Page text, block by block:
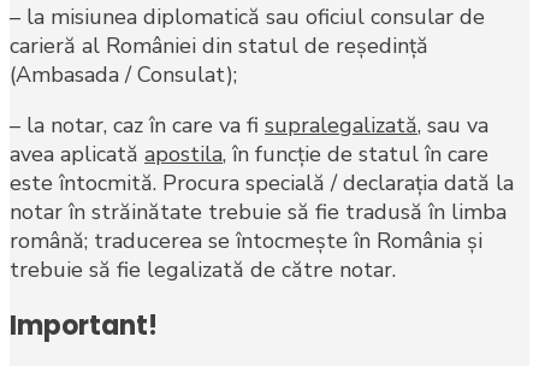
– la misiunea diplomatică sau oficiul consular de
carieră al României din statul de reşedinţă
(Ambasada / Consulat);
– la notar, caz în care va fi supralegalizată, sau va
avea aplicată apostila, în funcţie de statul în care
este întocmită. Procura specială / declaraţia dată la
notar în străinătate trebuie să fie tradusă în limba
română; traducerea se întocmeşte în România şi
trebuie să fie legalizată de către notar.
Important!